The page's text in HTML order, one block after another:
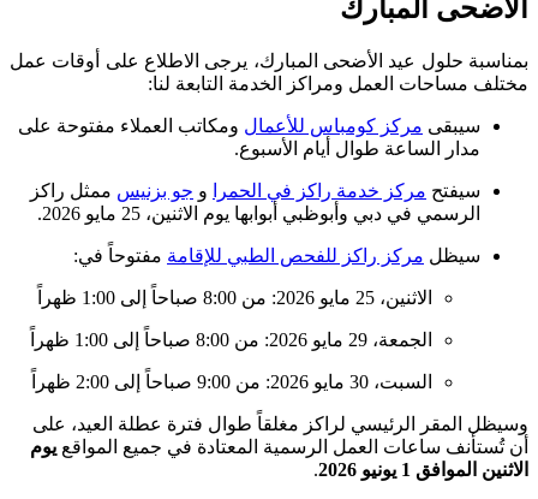
الأضحى المبارك
بمناسبة حلول عيد الأضحى المبارك، يرجى الاطلاع على أوقات عمل
مختلف مساحات العمل ومراكز الخدمة التابعة لنا:
سيبقى مركز كومباس للأعمال ومكاتب العملاء مفتوحة على
مدار الساعة طوال أيام الأسبوع.
سيفتح مركز خدمة راكز في الحمرا و جو بزنيس ممثل راكز
الرسمي في دبي وأبوظبي أبوابها يوم الاثنين، 25 مايو 2026.
سيظل مركز راكز للفحص الطبي للإقامة مفتوحاً في:
الاثنين، 25 مايو 2026: من 8:00 صباحاً إلى 1:00 ظهراً
الجمعة، 29 مايو 2026: من 8:00 صباحاً إلى 1:00 ظهراً
السبت، 30 مايو 2026: من 9:00 صباحاً إلى 2:00 ظهراً
وسيظل المقر الرئيسي لراكز مغلقاً طوال فترة عطلة العيد، على
أن تُستأنف ساعات العمل الرسمية المعتادة في جميع المواقع يوم
الاثنين الموافق 1 يونيو 2026
.